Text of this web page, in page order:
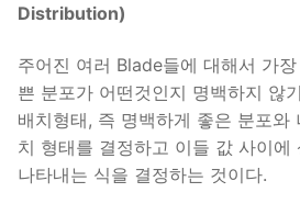
Distribution)
주어진 여러 Blade들에 대해서 가
쁜 분포가 어떤것인지 명백하지 않
배치형태, 즉 명백하게 좋은 분포와
치 형태를 결정하고 이들 값 사이
나타내는 식을 결정하는 것이다.